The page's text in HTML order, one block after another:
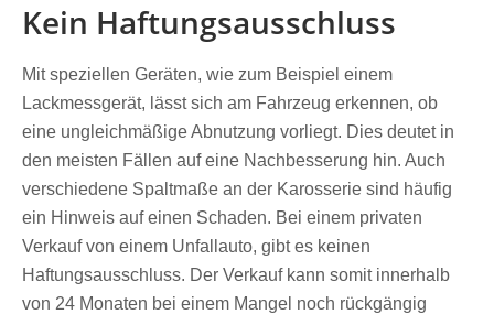
Kein Haftungsausschluss
Mit speziellen Geräten, wie zum Beispiel einem
Lackmessgerät, lässt sich am Fahrzeug erkennen, ob
eine ungleichmäßige Abnutzung vorliegt. Dies deutet in
den meisten Fällen auf eine Nachbesserung hin. Auch
verschiedene Spaltmaße an der Karosserie sind häufig
ein Hinweis auf einen Schaden. Bei einem privaten
Verkauf von einem Unfallauto, gibt es keinen
Haftungsausschluss. Der Verkauf kann somit innerhalb
von 24 Monaten bei einem Mangel noch rückgängig